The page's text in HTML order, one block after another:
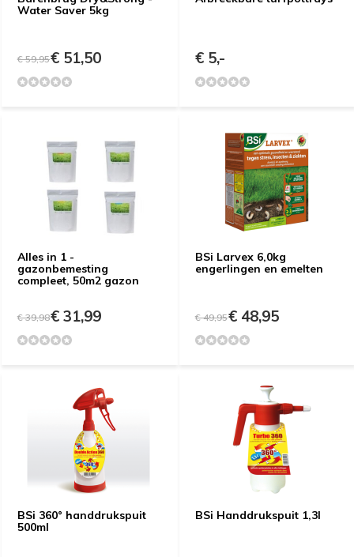
Water Saver 5kg
€ 59,95€ 51,50 € 5,-
Alles in 1 -
gazonbemesting
compleet, 50m2 gazon
€ 39,98€ 31,99
BSi Larvex 6,0kg
engerlingen en emelten
€ 49,95€ 48,95
BSi 360° handdrukspuit
500ml
BSi Handdrukspuit 1,3l